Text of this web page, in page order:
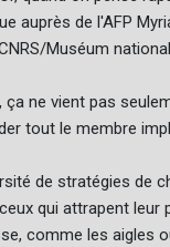
auprès de l'AFP
Muséum
ne vient pas
tout le membre
de stratégies de
qui attrapent
comme les aigles